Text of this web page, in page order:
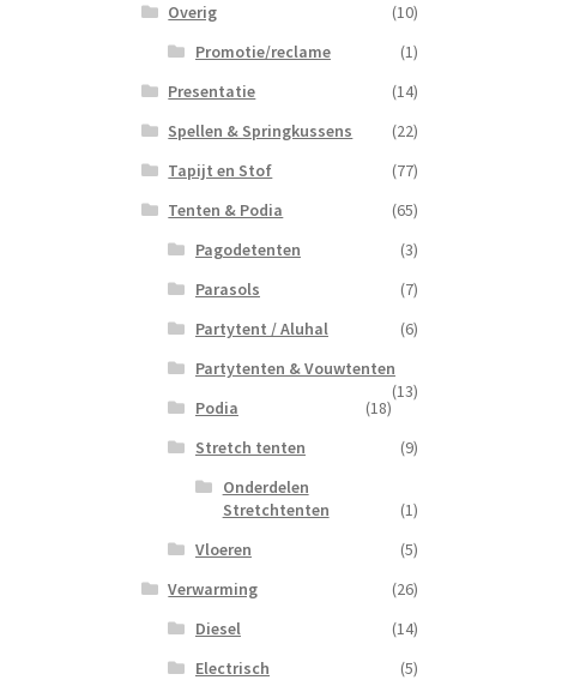
Overig
(10)
Promotie/reclame
(1)
Presentatie
(14)
Spellen & Springkussens
(22)
Tapijt en Stof
(77)
Tenten & Podia
(65)
Pagodetenten
(3)
Parasols
(7)
Partytent / Aluhal
(6)
Partytenten & Vouwtenten
(13)
Podia
(18)
Stretch tenten
(9)
Onderdelen
Stretchtenten
(1)
Vloeren
(5)
Verwarming
(26)
Diesel
(14)
Electrisch
(5)